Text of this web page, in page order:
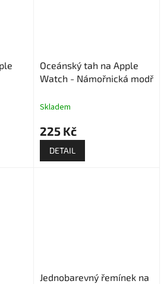
Oceánský tah na Apple
Watch - Námořnická modř
Skladem
225 Kč
DETAIL
Jednobarevný řemínek na